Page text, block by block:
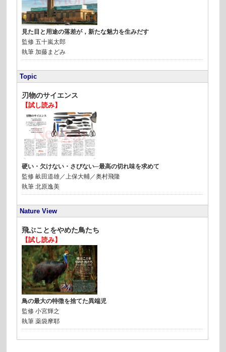
見た目と用途の落差が，新たな魅力を生みだす
監修五十嵐太郎
執筆加藤まどみ
Topic
刃物のサイエンス
【試し読み】
硬い・欠けない・さびない─最高の切れ味を求めて
監修畝田道雄／上保大輔／奥村飛隆
執筆北原逸美
Nature View
飛ぶことをやめた鳥たち
【試し読み】
鳥の最大の特徴を捨てた異端児
監修小宮輝之
執筆薬袋摩耶